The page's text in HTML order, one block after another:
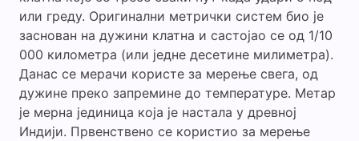
или греду. Оригинални метрички систем био је
заснован на дужини клатна и састојао се од 1/10
000 километра (или једне десетине милиметра).
Данас се мерачи користе за мерење свега, од
дужине преко запремине до температуре. Метар
је мерна јединица која је настала у древној
Индији. Првенствено се користио за мерење